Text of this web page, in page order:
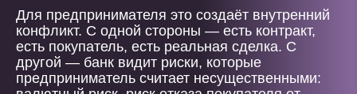
Для предпринимателя это создаёт внутренний
конфликт. С одной стороны — есть контракт,
есть покупатель, есть реальная сделка. С
другой — банк видит риски, которые
предприниматель считает несущественными: